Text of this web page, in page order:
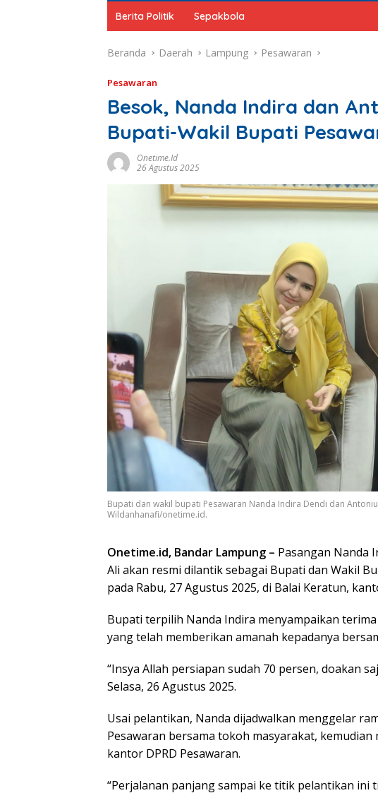
Berita Politik Sepakbola
Beranda Daerah Lampung Pesawaran
Pesawaran
Besok, Nanda Indira dan
Bupati-Wakil Bupati
Onetime.id
26 Agustus 2025
Bupati dan wakil bupati Pesawaran Nanda Indira Dendi dan
Wildanhanafi/onetime.id.
Onetime.id, Bandar Lampung – Pasangan Nanda
Ali akan resmi dilantik sebagai Bupati dan Wakil
pada Rabu, 27 Agustus 2025, di Balai Keratun,
Bupati terpilih Nanda Indira menyampaikan
yang telah memberikan amanah kepadanya
“Insya Allah persiapan sudah 70 persen, doakan
Selasa, 26 Agustus 2025.
Usai pelantikan, Nanda dijadwalkan menggelar
Pesawaran bersama tokoh masyarakat,
kantor DPRD Pesawaran.
“Perjalanan panjang sampai ke titik pelantikan ini